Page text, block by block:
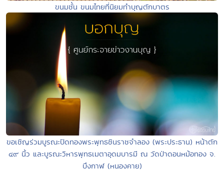
ขนมชั้น ขนมไทยที่นิยมทำบุญตักบาตร
ขอเชิญร่วมบูรณะปิดทองพระพุทธชินราชจำลอง (พระประธาน) หน้าตัก
๔๙ นิ้ว และบูรณะวิหารพุทธเมตาอุดมบารมี ณ วัดป่าดอนหม้อทอง จ.
บึงกาฬ (หนองคาย)